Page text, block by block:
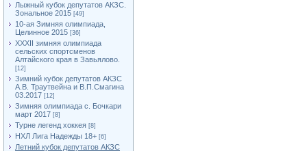
Лыжный кубок депутатов АКЗС.
Зональное 2015 [49]
10-ая Зимняя олимпиада,
Целинное 2015 [36]
XXXII зимняя олимпиада
сельских спортсменов
Алтайского края в Завьялово.
[12]
Зимний кубок депутатов АКЗС
А.В. Траутвейна и В.П.Смагина
03.2017 [12]
Зимняя олимпиада с. Бочкари
март 2017 [8]
Турне легенд хоккея [8]
НХЛ Лига Надежды 18+ [6]
Летний кубок депутатов АКЗС